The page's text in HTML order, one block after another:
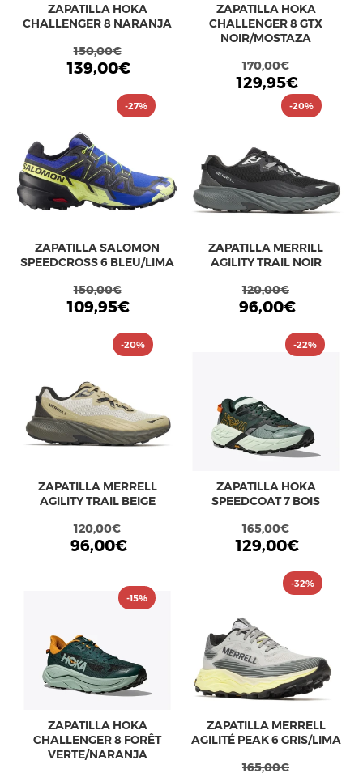
ZAPATILLA HOKA
CHALLENGER 8 NARANJA
150,00€
139,00€
ZAPATILLA HOKA
CHALLENGER 8 GTX
NOIR/MOSTAZA
170,00€
129,95€
ZAPATILLA SALOMON
SPEEDCROSS 6 BLEU/LIMA
150,00€
-27%
109,95€
ZAPATILLA MERRILL
AGILITY TRAIL NOIR
120,00€
-20%
96,00€
ZAPATILLA MERRELL
AGILITY TRAIL BEIGE
120,00€
-20%
96,00€
ZAPATILLA HOKA
SPEEDCOAT 7 BOIS
165,00€
-22%
129,00€
ZAPATILLA HOKA
CHALLENGER 8 FORÊT
VERTE/NARANJA
-15%
ZAPATILLA MERRELL
AGILITÉ PEAK 6 GRIS/LIMA
165,00€
-32%